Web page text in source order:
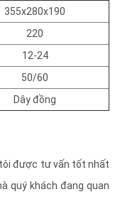
355x280x190
220
12-24
50/60
Dây đồng
được tư vấn tốt nhất
quý khách đang quan